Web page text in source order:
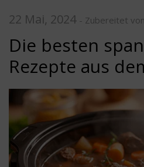
22 Mai, 2024 - Zubereitet
Die besten
Rezepte aus